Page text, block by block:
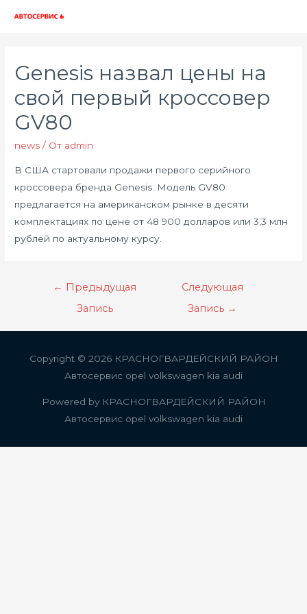
Genesis назвал цены на
свой первый кроссовер
GV80
news / От admin
В США стартовали продажи первого серийного
кроссовера бренда Genesis. Модель GV80
предлагается на американском рынке в десяти
комплектациях по цене от 48 900 долларов или 3,3 млн
рублей по актуальному курсу.
Навигация
записям
← Предыдущая
Запись
Следующая
Запись →
Copyright © 2026 КРАСНОГВАРДЕЙСКИЙ РАЙОН
Автосервис opel volkswagen kia audi
Powered by КРАСНОГВАРДЕЙСКИЙ РАЙОН
Автосервис opel volkswagen kia audi